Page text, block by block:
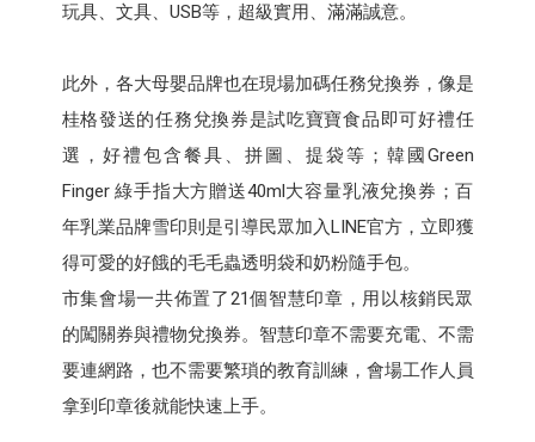
玩具、文具、USB等，超級實用、滿滿誠意。
此外，各大母嬰品牌也在現場加碼任務兌換券，像是
桂格發送的任務兌換券是試吃寶寶食品即可好禮任
選，好禮包含餐具、拼圖、提袋等；韓國Green
Finger 綠手指大方贈送40ml大容量乳液兌換券；百
年乳業品牌雪印則是引導民眾加入LINE官方，立即獲
得可愛的好餓的毛毛蟲透明袋和奶粉隨手包。
市集會場一共佈置了21個智慧印章，用以核銷民眾
的闖關券與禮物兌換券。智慧印章不需要充電、不需
要連網路，也不需要繁瑣的教育訓練，會場工作人員
拿到印章後就能快速上手。